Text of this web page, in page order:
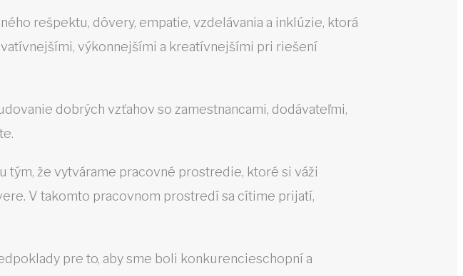
rešpektu, dôvery, empatie, vzdelávania a inklúzie, ktorá
výkonnejšími a kreatívnejšími pri riešení
dobrých vzťahov so zamestnancami, dodávateľmi,
že vytvárame pracovné prostredie, ktoré si váži
V takomto pracovnom prostredí sa cítime prijatí,
pre to, aby sme boli konkurencieschopní a